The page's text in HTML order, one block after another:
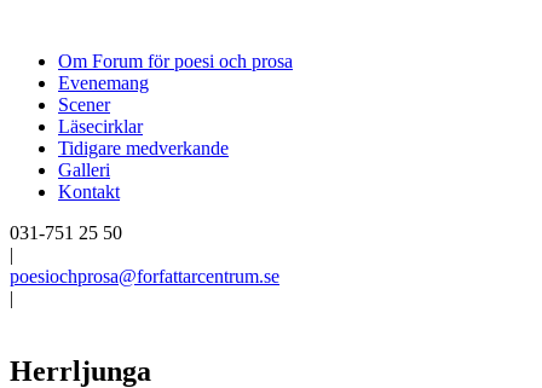
Om Forum för poesi och prosa
Evenemang
Scener
Läsecirklar
Tidigare medverkande
Galleri
Kontakt
031-751 25 50
|
poesiochprosa@forfattarcentrum.se
|
Herrljunga